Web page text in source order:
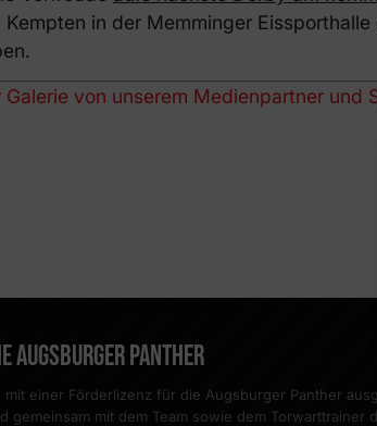
in der Memminger Eissporthalle
von unserem Medienpartner und
AUGSBURGER PANTHER
einer Förderlizenz für die Augsburger Panther
gemeinsam mit dem Team sowie dem Torwarttrainer